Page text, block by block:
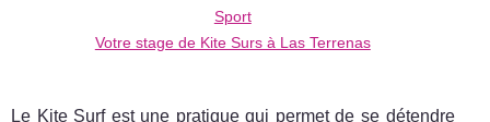
Sport
Votre stage de Kite Surs à Las Terrenas
Le Kite Surf est une pratique qui permet de se détendre